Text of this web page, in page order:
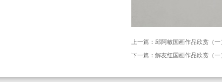
上一篇： 邱阿敏国画作品欣赏（一
下一篇： 解友红国画作品欣赏（一